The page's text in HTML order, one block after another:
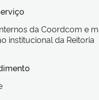
da Coordcom e
institucional da Reitoria